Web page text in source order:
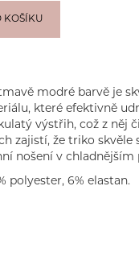
KOŠÍKU
modré barvě je
které efektivně
výstřih, což z něj
zajistí, že triko skvěle
nošení v chladnějším
polyester, 6% elastan.